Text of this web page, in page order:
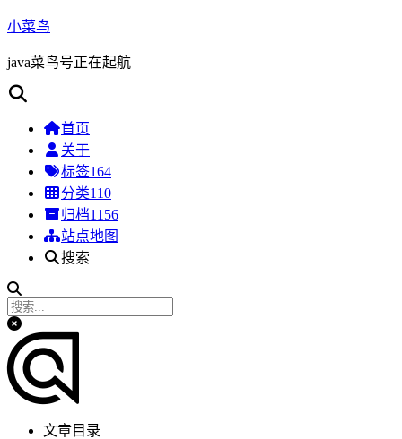
小菜鸟
java菜鸟号正在起航
首页
关于
标签164
分类110
归档1156
站点地图
搜索
文章目录